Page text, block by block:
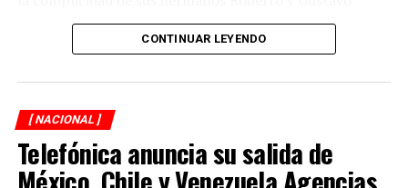
Zayún González.
descubrió que el líder gremial adquirió su red
inmobiliaria, en la mayoría de los casos, con pagos
realizados en efectivo y con una valuación menor del
verdadero costo de las propiedades que hoy forman
parte del patrimonio del Clan Zayún y que constituyen
CONTINUAR LEYENDO
[ NACIONAL ]
Telefónica anuncia su salida de